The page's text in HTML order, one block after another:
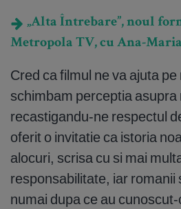
„Alta Întrebare”, noul
Metropola TV, cu Ana-
Cred ca filmul ne va ajuta pe
schimbam perceptia
recastigandu-ne respectul
oferit o invitatie ca istoria
alocuri, scrisa cu si mai
responsabilitate, iar romanii
numai dupa ce au